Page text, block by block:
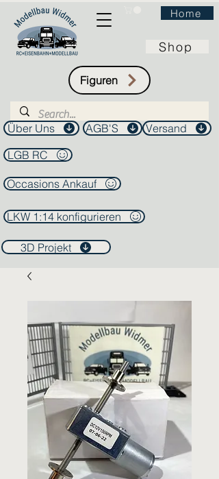
Home
Shop
Figuren
Über Uns AGB'S
Versand
LGB RC
Occasions Ankauf
LKW 1:14 konfigurieren
3D Projekt